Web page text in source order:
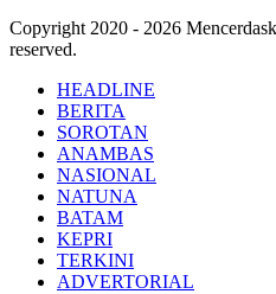
Copyright 2020 - 2026
reserved.
HEADLINE
BERITA
SOROTAN
ANAMBAS
NASIONAL
NATUNA
BATAM
KEPRI
TERKINI
ADVERTORIAL